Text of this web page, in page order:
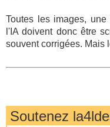
Toutes les images,
l'IA doivent donc être
souvent corrigées. Mais
Soutenez